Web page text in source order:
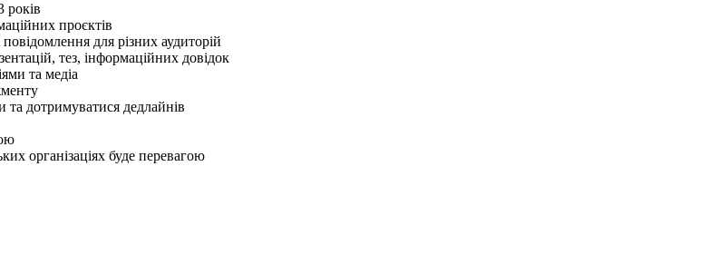
років
проєктів
для різних аудиторій
тез, інформаційних довідок
та медіа
та дотримуватися дедлайнів
організаціях буде перевагою